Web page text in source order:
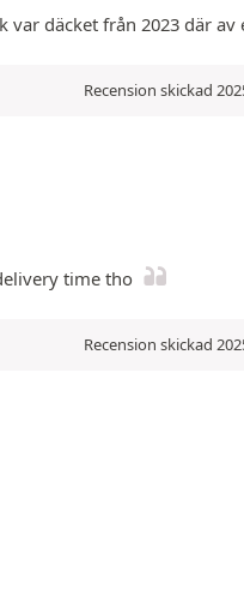
däcket från 2023 där
Recension skickad
time tho
Recension skickad